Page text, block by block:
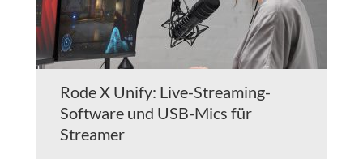
Rode X Unify: Live-Streaming-
Software und USB-Mics für
Streamer